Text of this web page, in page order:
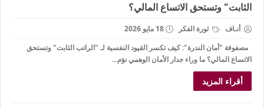
الثابت" وتستحق الاتساع المالي؟
أنـاف ثورة الفكر
18 مايو 2026
مصفوفة "أمان الندرة": كيف تكسر القيود النفسية لـ "الراتب الثابت" وتستحق
الاتساع المالي؟ ما وراء جدار الأمان الوهمي نؤم...
أقراء المزيد